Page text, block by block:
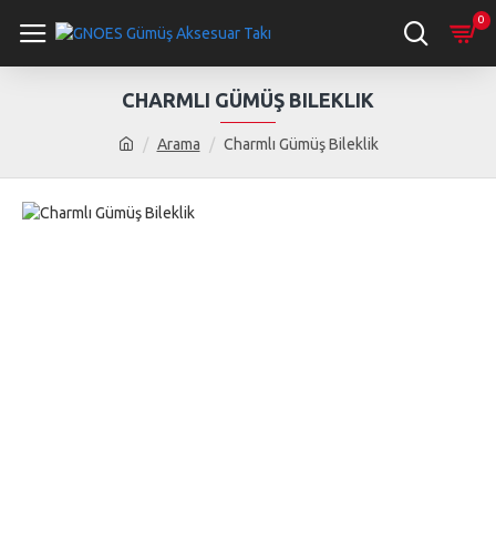
0
Arama Charmlı Gümüş Bileklik
CHARMLI GÜMÜŞ BILEKLIK